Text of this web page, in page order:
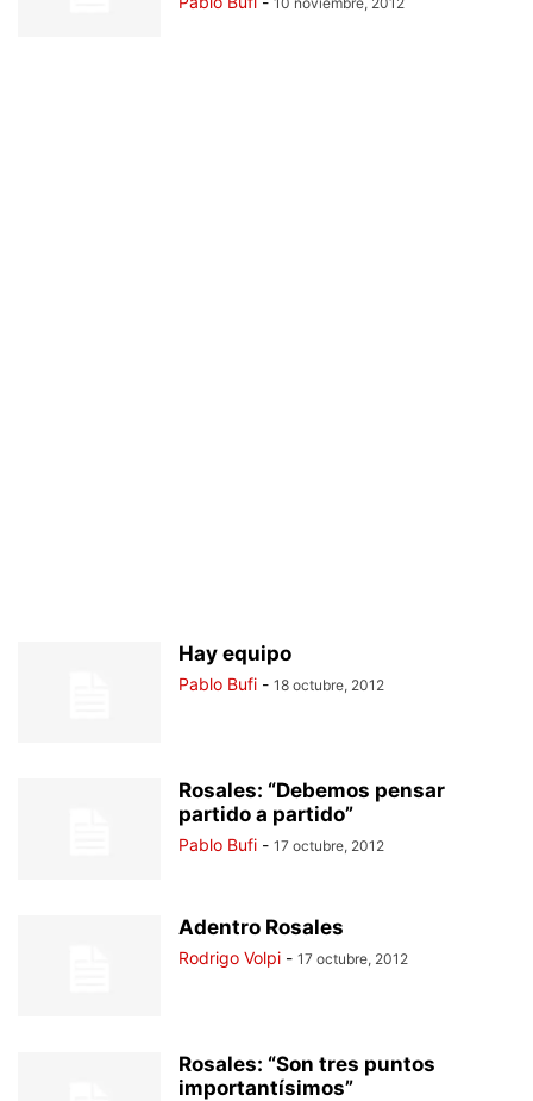
Hay equipo
Pablo Bufi - 18 octubre, 2012
Rosales: “Debemos pensar
partido a partido”
Pablo Bufi - 17 octubre, 2012
Adentro Rosales
Rodrigo Volpi - 17 octubre, 2012
Rosales: “Son tres puntos
importantísimos”